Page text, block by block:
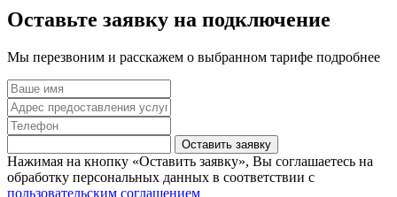
Оставьте заявку на подключение
Мы перезвоним и расскажем о выбранном тарифе подробнее
Оставить заявку
Нажимая на кнопку «Оставить заявку», Вы соглашаетесь на
обработку персональных данных в соответствии с
пользовательским соглашением